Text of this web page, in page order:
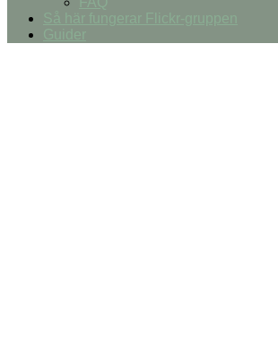
Så här fungerar Flickr-gruppen
Guider